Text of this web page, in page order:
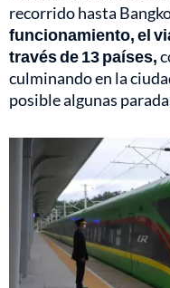
recorrido hasta
funcionamiento, el
través de 13 países,
culminando en la
posible algunas